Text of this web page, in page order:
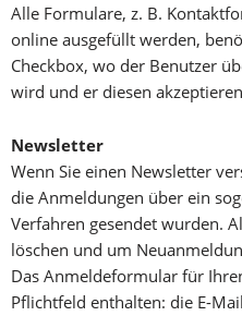
Alle Formulare, z. B.
online ausgefüllt werden,
Checkbox, wo der Benutzer
wird und er diesen
Newsletter
Wenn Sie einen Newsletter
die Anmeldungen über ein
Verfahren gesendet wurden.
löschen und um
Das Anmeldeformular für
Pflichtfeld enthalten: die E-